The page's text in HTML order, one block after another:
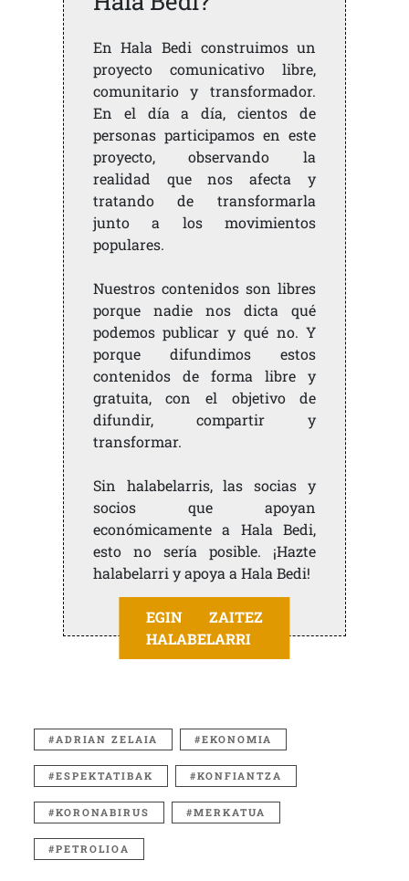
En Hala Bedi construimos un
proyecto comunicativo libre,
comunitario y transformador.
En el día a día, cientos de
personas participamos en este
proyecto, observando la
realidad que nos afecta y
tratando de transformarla
junto a los movimientos
populares.
Nuestros contenidos son libres
porque nadie nos dicta qué
podemos publicar y qué no. Y
porque difundimos estos
contenidos de forma libre y
gratuita, con el objetivo de
difundir, compartir y
transformar.
Sin halabelarris, las socias y
socios que apoyan
económicamente a Hala Bedi,
esto no sería posible. ¡Hazte
halabelarri y apoya a Hala Bedi!
EGIN ZAITEZ
HALABELARRI
ADRIAN ZELAIA EKONOMIA
ESPEKTATIBAK KONFIANTZA
KORONABIRUS MERKATUA
PETROLIOA